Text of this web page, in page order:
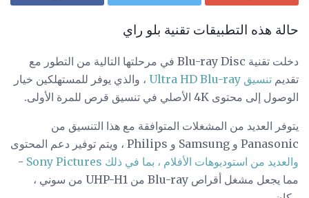
حالة هذه التطبيقات تقنية بلو راي
دخلت تقنية Blu-ray Disc في مرحلتها التالية من التطور مع
تقديم تنسيق Ultra HD Blu-ray
، والذي يوفر للمستهلكين خيار
الوصول إلى محتوى 4K الأصلي في تنسيق قرص للمرة الأولى.
يتوفر العديد من المشغلات المتوافقة مع هذا التنسيق من
Panasonic و Samsung و Philips ، ويتم توفير دعم المحتوى
والعديد من استوديوهات الأفلام ، بما في ذلك Sony Pictures
-
مما يجعل مشغل أقراص Blu-ray من UHP-H1 من سوني ،